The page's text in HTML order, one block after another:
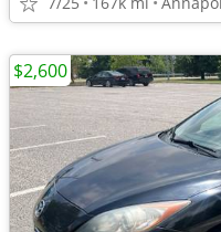
$2,600